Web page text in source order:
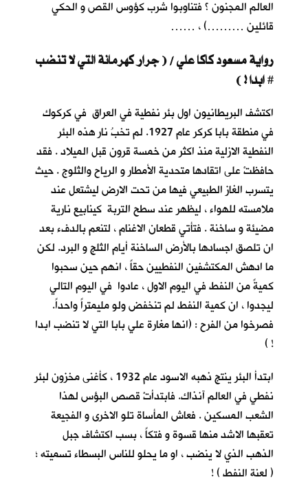
العالم المجنون ؟ فتناوبوا شرب كؤوس القص و الحكي
قائلين ………) ، ……
رواية مسعود كاكا علي / ( جرار كهرمانة التي لا تنضب
#
اكتشف البريطانيون اول بئر نفطية في العراق في كركوك
في منطقة بابا كركر عام 1927. لم تخبُ نار هذه البئر
النفطية الازلية منذ اكثر من خمسة قرون قبل الميلاد . فقد
حافظتْ على اتقادها متحدية الأمطار و الرياح والثلوج . حيث
يتسرب الغاز الطبيعي فيها من تحت الارض ليشتعل عند
ملامسته للهواء ، ليظهر عند سطح التربة كينابيع نارية
مضيئة و ساخنة . فتأتي قطعان الاغنام ، لتنعم بالدفء بعد
ان تلصق اجسادها بالأرض الساخنة أيام الثلج و البرد. لكن
ما ادهش المكتشفين النفطيين حقاً ، انهم حين سحبوا
كميةً من النفط في اليوم الاول ، عادوا في اليوم التالي
ليجدوا ، ان كمية النفط لم تنخفض ولو مليمتراً واحداً.
فصرخوا من الفرح : (انها مغارة علي بابا التي لا تنضب ابدا
! )
ابتدأ البئر ينتج ذهبه الاسود عام 1932 ، كأغنى مخزون لبئر
نفطي في العالم آنذاك. فابتدأتْ قصص البؤس لهذا
الشعب المسكين . فعاش المأساة تلو الاخرى و الفجيعة
تعقبها الاشد منها قسوة و فتكاً ، بسب اكتشاف جبل
الذهب الذي لا ينضب ، او ما يحلو للناس البسطاء تسميته ؛
( لعنة النفط ) !